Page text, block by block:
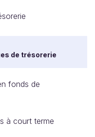
de trésorerie
fonds de
à court terme